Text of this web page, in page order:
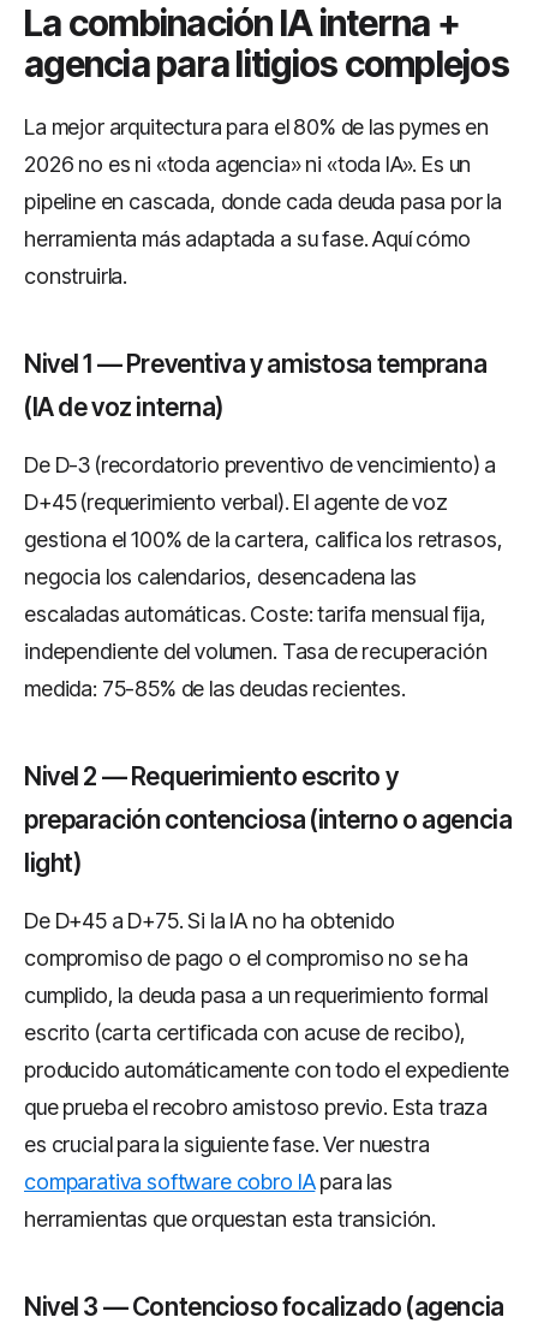
La combinación IA interna +
agencia para litigios complejos
La mejor arquitectura para el 80% de las pymes en
2026 no es ni «toda agencia» ni «toda IA». Es un
pipeline en cascada, donde cada deuda pasa por la
herramienta más adaptada a su fase. Aquí cómo
construirla.
Nivel 1 — Preventiva y amistosa temprana
(IA de voz interna)
De D-3 (recordatorio preventivo de vencimiento) a
D+45 (requerimiento verbal). El agente de voz
gestiona el 100% de la cartera, califica los retrasos,
negocia los calendarios, desencadena las
escaladas automáticas. Coste: tarifa mensual fija,
independiente del volumen. Tasa de recuperación
medida: 75-85% de las deudas recientes.
Nivel 2 — Requerimiento escrito y
preparación contenciosa (interno o agencia
light)
De D+45 a D+75. Si la IA no ha obtenido
compromiso de pago o el compromiso no se ha
cumplido, la deuda pasa a un requerimiento formal
escrito (carta certificada con acuse de recibo),
producido automáticamente con todo el expediente
que prueba el recobro amistoso previo. Esta traza
es crucial para la siguiente fase. Ver nuestra
comparativa software cobro IApara las
herramientas que orquestan esta transición.
Nivel 3 — Contencioso focalizado (agencia